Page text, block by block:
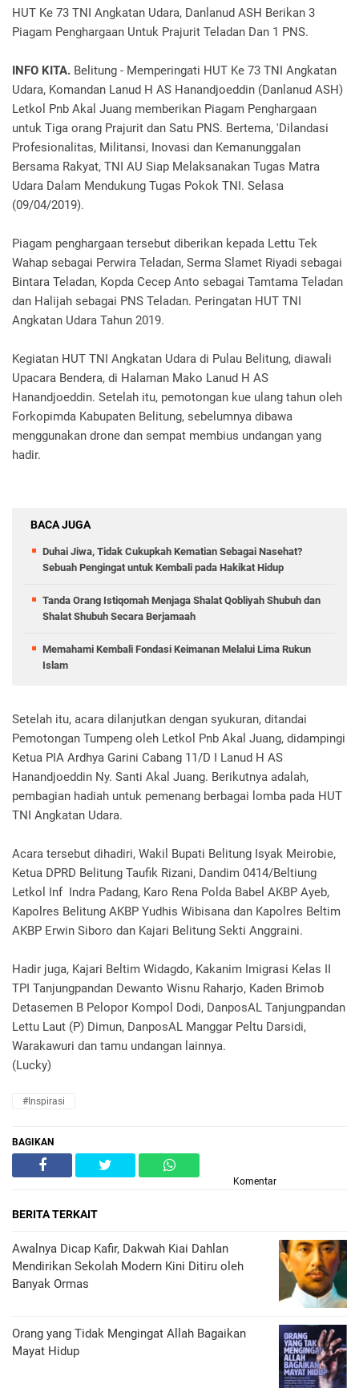
HUT Ke 73 TNI Angkatan Udara, Danlanud ASH Berikan 3
Piagam Penghargaan Untuk Prajurit Teladan Dan 1 PNS.
INFO KITA. Belitung - Memperingati HUT Ke 73 TNI Angkatan
Udara, Komandan Lanud H AS Hanandjoeddin (Danlanud ASH)
Letkol Pnb Akal Juang memberikan Piagam Penghargaan
untuk Tiga orang Prajurit dan Satu PNS. Bertema, 'Dilandasi
Profesionalitas, Militansi, Inovasi dan Kemanunggalan
Bersama Rakyat, TNI AU Siap Melaksanakan Tugas Matra
Udara Dalam Mendukung Tugas Pokok TNI. Selasa
(09/04/2019).
Piagam penghargaan tersebut diberikan kepada Lettu Tek
Wahap sebagai Perwira Teladan, Serma Slamet Riyadi sebagai
Bintara Teladan, Kopda Cecep Anto sebagai Tamtama Teladan
dan Halijah sebagai PNS Teladan. Peringatan HUT TNI
Angkatan Udara Tahun 2019.
Kegiatan HUT TNI Angkatan Udara di Pulau Belitung, diawali
Upacara Bendera, di Halaman Mako Lanud H AS
Hanandjoeddin. Setelah itu, pemotongan kue ulang tahun oleh
Forkopimda Kabupaten Belitung, sebelumnya dibawa
menggunakan drone dan sempat membius undangan yang
hadir.
BACA JUGA
Duhai Jiwa, Tidak Cukupkah Kematian Sebagai Nasehat?
Sebuah Pengingat untuk Kembali pada Hakikat Hidup
Tanda Orang Istiqomah Menjaga Shalat Qobliyah Shubuh dan
Shalat Shubuh Secara Berjamaah
Memahami Kembali Fondasi Keimanan Melalui Lima Rukun
Islam
Setelah itu, acara dilanjutkan dengan syukuran, ditandai
Pemotongan Tumpeng oleh Letkol Pnb Akal Juang, didampingi
Ketua PIA Ardhya Garini Cabang 11/D I Lanud H AS
Hanandjoeddin Ny. Santi Akal Juang. Berikutnya adalah,
pembagian hadiah untuk pemenang berbagai lomba pada HUT
TNI Angkatan Udara.
Acara tersebut dihadiri, Wakil Bupati Belitung Isyak Meirobie,
Ketua DPRD Belitung Taufik Rizani, Dandim 0414/Beltiung
Letkol Inf Indra Padang, Karo Rena Polda Babel AKBP Ayeb,
Kapolres Belitung AKBP Yudhis Wibisana dan Kapolres Beltim
AKBP Erwin Siboro dan Kajari Belitung Sekti Anggraini.
Hadir juga, Kajari Beltim Widagdo, Kakanim Imigrasi Kelas II
TPI Tanjungpandan Dewanto Wisnu Raharjo, Kaden Brimob
Detasemen B Pelopor Kompol Dodi, DanposAL Tanjungpandan
Lettu Laut (P) Dimun, DanposAL Manggar Peltu Darsidi,
Warakawuri dan tamu undangan lainnya.
(Lucky)
#Inspirasi
BAGIKAN
Komentar
BERITA TERKAIT
Awalnya Dicap Kafir, Dakwah Kiai Dahlan
Mendirikan Sekolah Modern Kini Ditiru oleh
Banyak Ormas
Orang yang Tidak Mengingat Allah Bagaikan
Mayat Hidup